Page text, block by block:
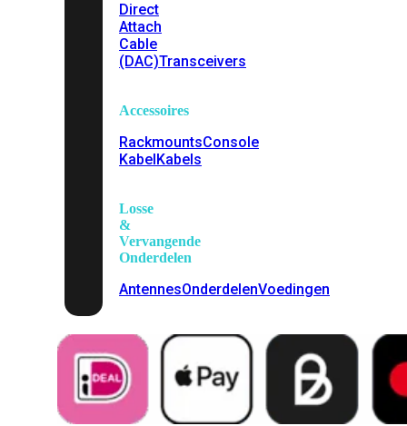
Direct
Attach
Cable
(DAC)Transceivers
Accessoires
RackmountsConsole
KabelKabels
Losse
&
Vervangende
Onderdelen
AntennesOnderdelenVoedingen